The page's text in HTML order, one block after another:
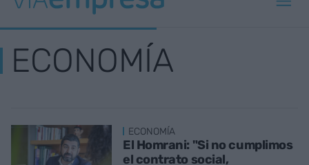
ECONOMÍA
ECONOMÍA
El Homrani: "Si no cumplimos
el contrato social,